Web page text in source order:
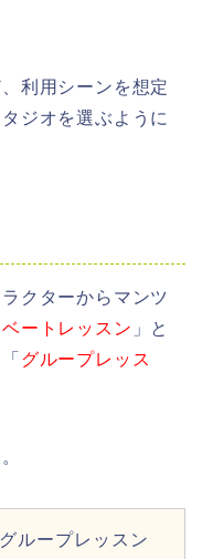
利用シーンを想定
ジオを選ぶように
クターからマンツ
ートレッスン 」と
グループレッス
グループレッスン